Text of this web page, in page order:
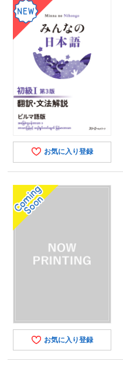
お気に入り登録
お気に入り登録